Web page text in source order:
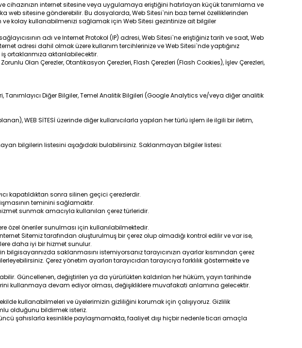
cihazınızın internet sitesine veya uygulamaya eriştiğini hatırlayan küçük tanımlama ve
web sitesine gönderebilir. Bu dosyalarda, Web Sitesi`nin bazı temel özelliklerinden
ve kolay kullanabilmenizi sağlamak için Web Sitesi gezintinize ait bilgiler
adı ve Internet Protokol (IP) adresi, Web Sitesi`ne eriştiğiniz tarih ve saat, Web
adresi dahil olmak üzere kullanım tercihlerinize ve Web Sitesi`nde yaptığınız
aktarılabilecektir.
Olan Çerezler, Otantikasyon Çerezleri, Flash Çerezleri (Flash Cookies), İşlev Çerezleri,
Tanımlayıcı Diğer Bilgiler, Temel Analitik Bilgileri (Google Analytics ve/veya diğer analitik
WEB SİTESİ üzerinde diğer kullanıcılarla yapılan her türlü işlem ile ilgili bir iletim,
bilgilerin listesini aşağıdaki bulabilirsiniz. Saklanmayan bilgiler listesi:
kapatıldıktan sonra silinen geçici çerezlerdir.
teminini sağlamaktır.
sunmak amacıyla kullanılan çerez türleridir.
özel öneriler sunulması için kullanılabilmektedir.
Sitemiz tarafından oluşturulmuş bir çerez olup olmadığı kontrol edilir ve var ise,
daha iyi bir hizmet sunulur.
saklanmasını istemiyorsanız tarayıcınızın ayarlar kısmından çerez
Çerez yönetim ayarları tarayıcıdan tarayıcıya farklılık göstermekte ve
Güncellenen, değiştirilen ya da yürürlükten kaldırılan her hüküm, yayın tarihinde
kullanmaya devam ediyor olması, değişikliklere muvafakati anlamına gelecektir.
kullanabilmeleri ve üyelerimizin gizliliğini korumak için çalışıyoruz. Gizlilik
olduğunu bildirmek isteriz.
şahıslarla kesinlikle paylaşmamakta, faaliyet dışı hiçbir nedenle ticari amaçla